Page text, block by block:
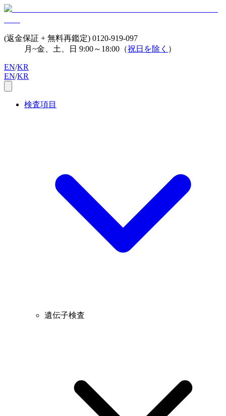
(返金保証 + 無料再鑑定) 0120-919-097
月~金、土、日 9:00～18:00（祝日を除く ）
EN/KR
EN/KR
検査項目
遺伝子検査